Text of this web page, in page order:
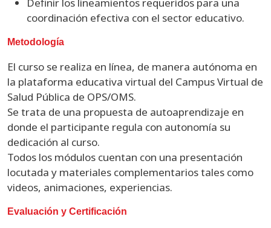
coordinación efectiva con el sector educativo.
Metodología
El curso se realiza en línea, de manera autónoma en
la plataforma educativa virtual del Campus Virtual de
Salud Pública de OPS/OMS.
Se trata de una propuesta de autoaprendizaje en
donde el participante regula con autonomía su
dedicación al curso.
Todos los módulos cuentan con una presentación
locutada y materiales complementarios tales como
videos, animaciones, experiencias.
Evaluación y Certificación